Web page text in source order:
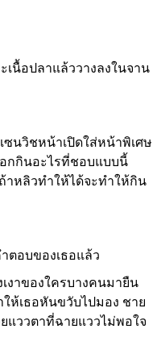
นื้อปลาแล้ววางลงในจาน
ซนวิชหน้าเปิดใส่หน้าพิเศษ
กกินอะไรที่ชอบแบบนี้
หลิวทำให้ได้จะทำให้กิน
ตอบของเธอแล้ว
งาของใครบางคนมายืน
ห้เธอหันขวับไปมอง ชาย
แววตาที่ฉายแววไม่พอใจ